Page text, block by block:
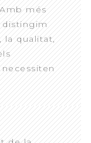
més
distingim
la qualitat,
necessiten